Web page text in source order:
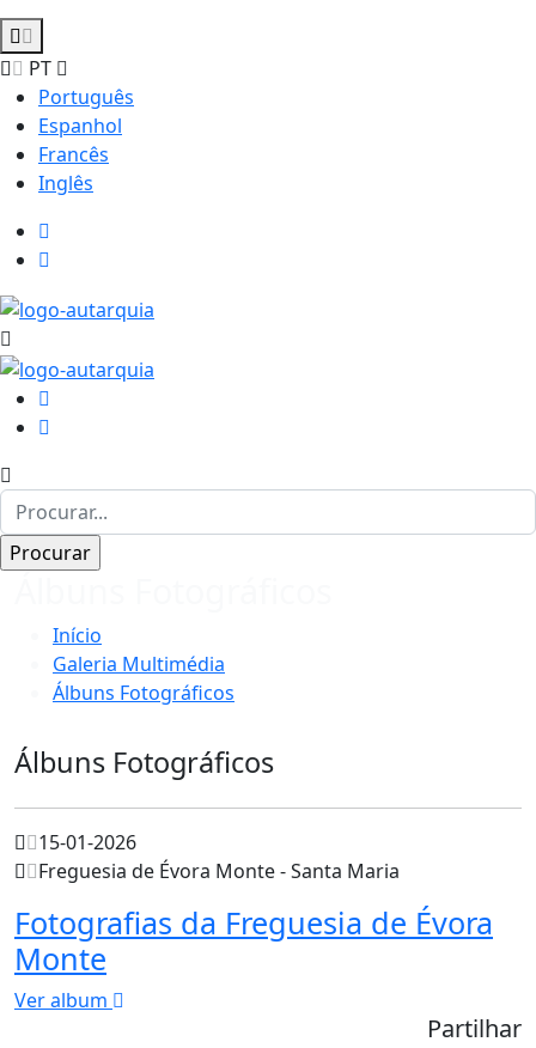
PT
Português
Espanhol
Francês
Inglês
Início
Galeria Multimédia
Álbuns Fotográficos
Álbuns Fotográficos
15-01-2026
Freguesia de Évora Monte - Santa Maria
Fotografias da Freguesia de Évora
Monte
Ver album
Partilhar